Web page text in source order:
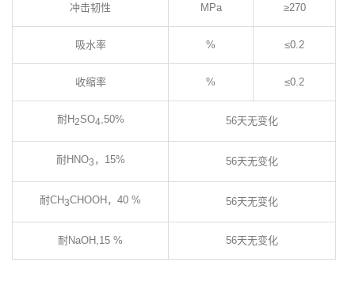
冲击韧性 MPa ≥270
吸水率 % ≤0.2
收缩率 % ≤0.2
耐H2SO4 ,50% 56天无变化
耐HNO3 ，15% 56天无变化
耐CH3CHOOH，40 % 56天无变化
耐NaOH,15 % 56天无变化